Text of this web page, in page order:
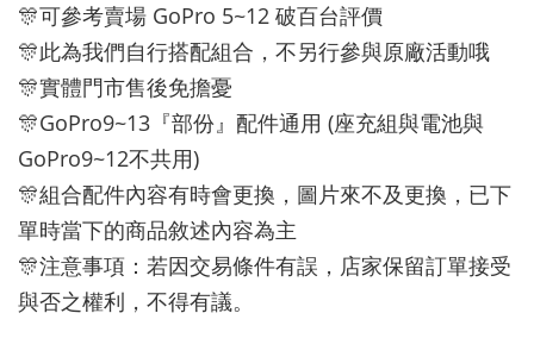
🎊可參考賣場 GoPro 5~12 破百台評價
🎊此為我們自行搭配組合，不另行參與原廠活動哦
🎊實體門市售後免擔憂
🎊GoPro9~13『部份』配件通用 (座充組與電池與
GoPro9~12不共用)
🎊組合配件內容有時會更換，圖片來不及更換，已下
單時當下的商品敘述內容為主
🎊注意事項：若因交易條件有誤，店家保留訂單接受
與否之權利，不得有議。